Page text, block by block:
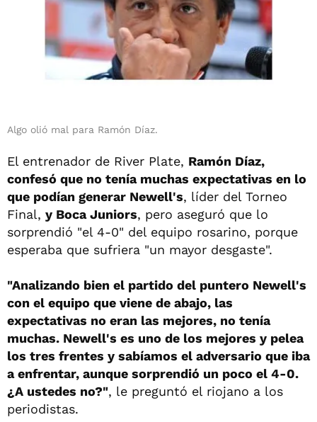
Algo olió mal para Ramón Díaz.
El entrenador de River Plate, Ramón Díaz,
confesó que no tenía muchas expectativas en lo
que podían generar Newell's, líder del Torneo
Final, y Boca Juniors, pero aseguró que lo
sorprendió "el 4-0" del equipo rosarino, porque
esperaba que sufriera "un mayor desgaste".
"Analizando bien el partido del puntero Newell's
con el equipo que viene de abajo, las
expectativas no eran las mejores, no tenía
muchas. Newell's es uno de los mejores y pelea
los tres frentes y sabíamos el adversario que iba
a enfrentar, aunque sorprendió un poco el 4-0.
¿A ustedes no?", le preguntó el riojano a los
periodistas.